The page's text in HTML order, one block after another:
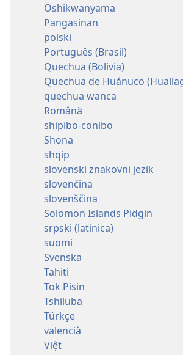
Oshikwanyama
Pangasinan
polski
Português (Brasil)
Quechua (Bolivia)
Quechua de Huánuco
quechua wanca
Română
shipibo-conibo
Shona
shqip
slovenski znakovni jezik
slovenčina
slovenščina
Solomon Islands Pidgin
srpski (latinica)
suomi
Svenska
Tahiti
Tok Pisin
Tshiluba
Türkçe
valencià
Việt